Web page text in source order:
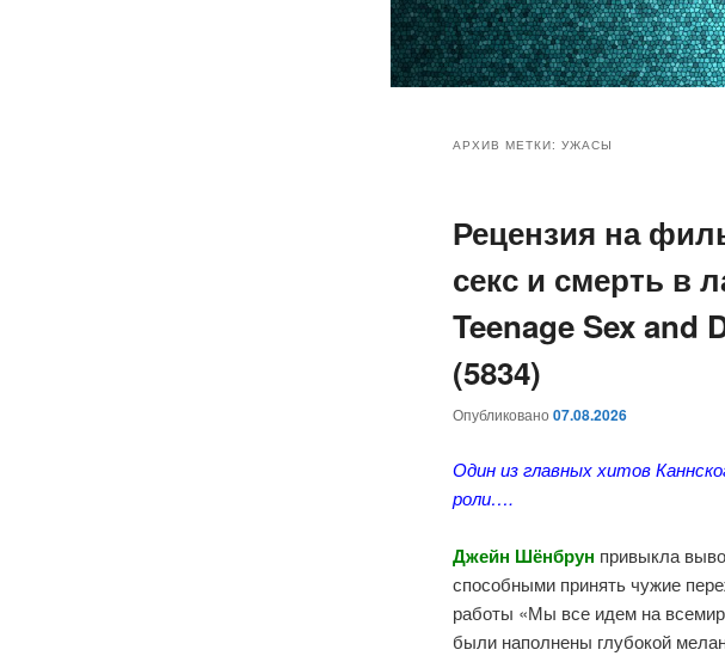
основному
содержимому
дополнительному
содержимому
АРХИВ МЕТКИ:УЖАСЫ
Рецензия на
секс и смерть в
Teenage Sex and
(5834)
Опубликовано07.08.2026
Один из главных хитов
роли….
Джейн Шёнбрун привыкла
способными принять чужие
работы «Мы все идем на
были наполнены глубокой